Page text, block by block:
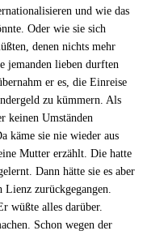
und wie das
Oder wie sie sich
denen nichts mehr
jemanden lieben durften
er es, die Einreise
zu kümmern. Als
keinen Umständen
käme sie nie wieder aus
Mutter erzählt. Die hatte
Dann hätte sie es aber
zurückgegangen.
wüßte alles darüber.
Schon wegen der